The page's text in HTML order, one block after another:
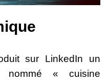
sur LinkedIn un
nommé « cuisine